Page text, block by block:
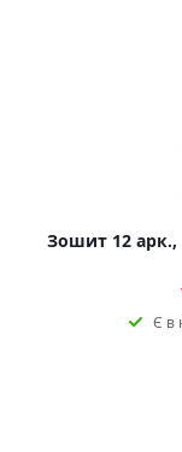
Зошит 12
Є в